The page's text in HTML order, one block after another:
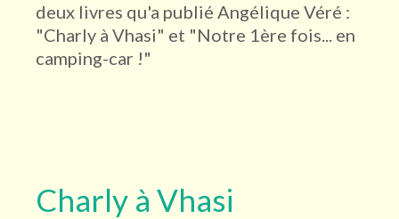
deux livres qu'a publié Angélique Véré :
"Charly à Vhasi" et "Notre 1ère fois... en
camping-car !"
Charly à Vhasi